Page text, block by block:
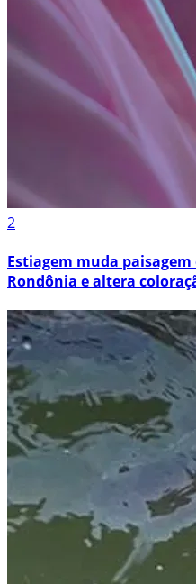
2
Estiagem muda
Rondônia e altera